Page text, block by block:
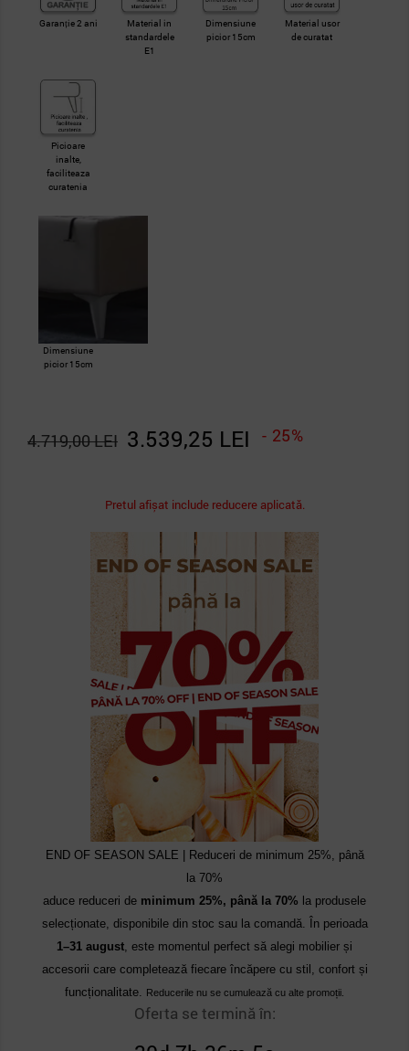
Garanție 2 ani
Material in
standardele
E1
Dimensiune
picior 15cm
Material usor
de curatat
Picioare
inalte,
faciliteaza
curatenia
Dimensiune
picior 15cm
3.539,25 LEI - 25%
4.719,00 LEI
Pretul afișat include reducere aplicată.
END OF SEASON SALE | Reduceri de minimum 25%, până
la 70%
aduce reduceri de minimum 25%, până la 70% la produsele
selecționate, disponibile din stoc sau la comandă. În perioada
1–31 august, este momentul perfect să alegi mobilier și
accesorii care completează fiecare încăpere cu stil, confort și
funcționalitate. Reducerile nu se cumulează cu alte promoții.
Oferta se termină în: